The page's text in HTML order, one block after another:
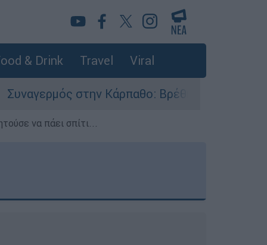
& Drink Travel Viral
Κάρπαθο: Βρέθηκαν παλιά πυρομαχικά στο
να πάει σπίτι...